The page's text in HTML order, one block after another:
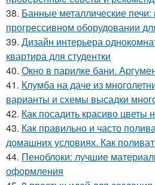
38. Банные металлические печи:
прогрессивном оборудовании
39. Дизайн интерьера
квартира для студентки
40. Окно в парилке бани.
41. Клумба на даче из
варианты и схемы высадки
42. Как посадить красиво цветы
43. Как правильно и часто
домашних условиях. Как
44. Пеноблоки: лучшие
оформления